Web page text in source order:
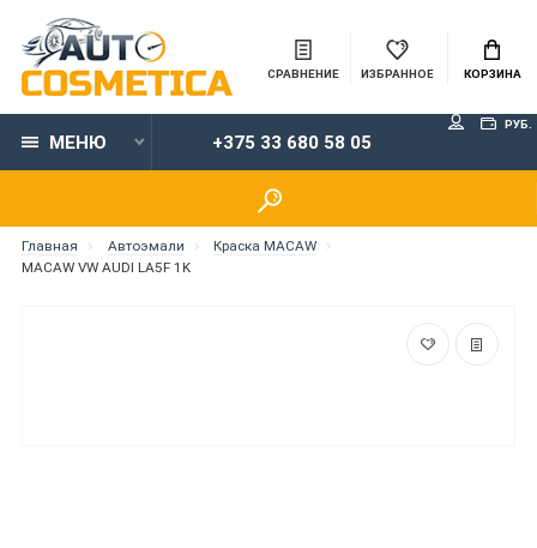
СРАВНЕНИЕ ИЗБРАННОЕ КОРЗИНА
МЕНЮ +375 33 680 58 05
РУБ.
Главная Автоэмали
Краска MACAW
MACAW VW AUDI LA5F 1K